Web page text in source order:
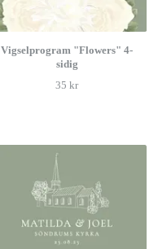
Vigselprogram "Flowers" 4-
sidig
35 kr